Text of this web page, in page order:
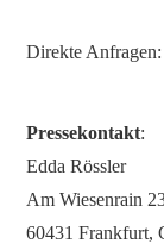
Direkte
Pressekontakt:
Edda Rössler
Am Wiesenrain
60431 Frankfurt,